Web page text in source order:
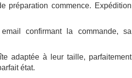
préparation commence. Expédition
confirmant la commande, sa
adaptée à leur taille, parfaitement
état.